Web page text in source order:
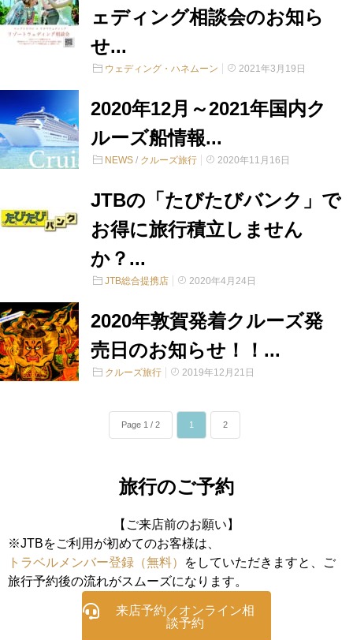
ェディング相談会のお知ら
せ...
ウェディング・ハネムーン 2021年3月19日
2020年12月～2021年国内ク
ルーズ船情報...
NEWS / クルーズ旅行 2020年11月16日
JTBの「たびたびバンク」で
お得に旅行積立しません
か？...
JTB総合提携店 2020年4月24日
2020年敦賀発着クルーズ発
売日のお知らせ！！...
クルーズ旅行 2019年12月21日
Page 1 / 2 1 2
旅行のご予約
【ご来店前のお願い】
※JTBをご利用が初めてのお客様は、
トラベルメンバー登録（無料）
をしていただきますと、ご
旅行予約後の流れがスムーズになります。
来店予約／オンライン相
談予約